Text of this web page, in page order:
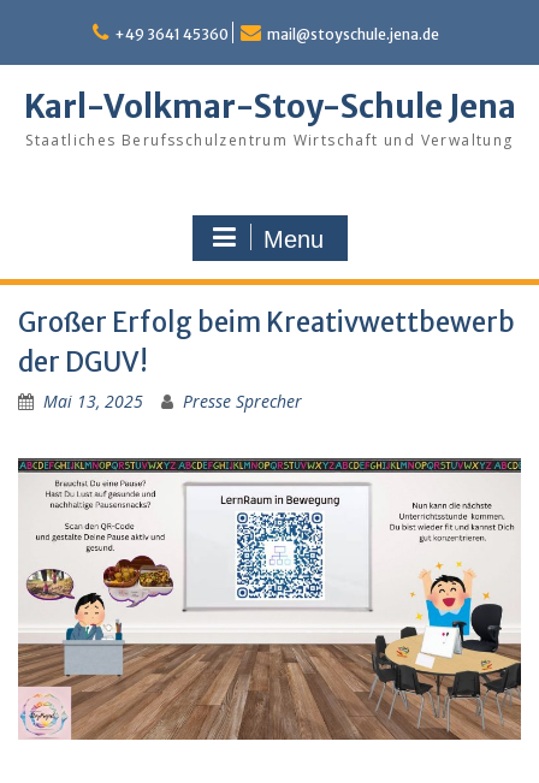
content
+49 3641 45360 mail@stoyschule.jena.de
Karl-Volkmar-Stoy-Schule Jena
Staatliches Berufsschulzentrum Wirtschaft und Verwaltung
Menu
Großer Erfolg beim Kreativwettbewerb
der DGUV!
Mai 13, 2025 Presse Sprecher